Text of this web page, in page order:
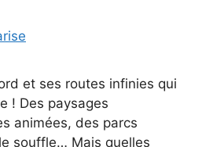
et ses routes infinies qui
! Des paysages
animées, des parcs
souffle… Mais quelles